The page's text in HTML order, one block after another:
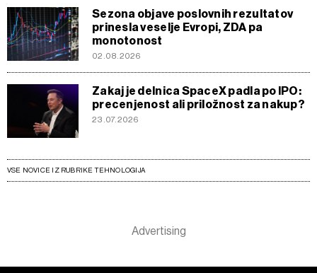
Sezona objave poslovnih rezultatov
prinesla veselje Evropi, ZDA pa
monotonost
02.08.2026
Zakaj je delnica SpaceX padla po IPO:
precenjenost ali priložnost za nakup?
23.07.2026
VSE NOVICE IZ RUBRIKE TEHNOLOGIJA